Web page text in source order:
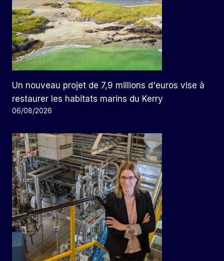
Un nouveau projet de 7,9 millions d'euros vise à
restaurer les habitats marins du Kerry
06/08/2026